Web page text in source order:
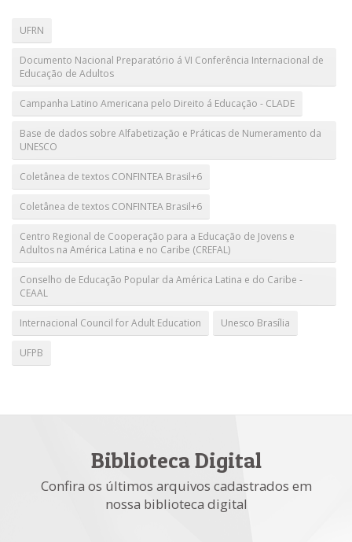
UFRN
Documento Nacional Preparatório á VI Conferência Internacional de
Educação de Adultos
Campanha Latino Americana pelo Direito á Educação - CLADE
Base de dados sobre Alfabetização e Práticas de Numeramento da
UNESCO
Coletânea de textos CONFINTEA Brasil+6
Coletânea de textos CONFINTEA Brasil+6
Centro Regional de Cooperação para a Educação de Jovens e
Adultos na América Latina e no Caribe (CREFAL)
Conselho de Educação Popular da América Latina e do Caribe -
CEAAL
Internacional Council for Adult Education Unesco Brasília
UFPB
Biblioteca Digital
Confira os últimos arquivos cadastrados em
nossa biblioteca digital